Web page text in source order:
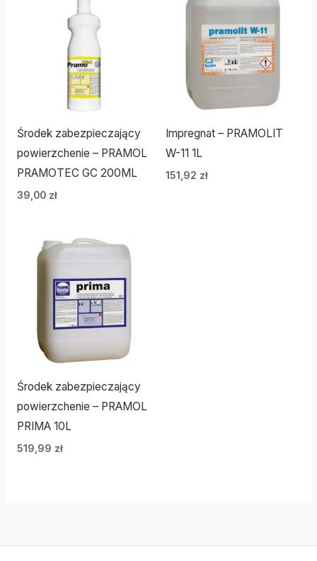
Środek zabezpieczający
powierzchenie – PRAMOL
PRAMOTEC GC 200ML
39,00 zł
Impregnat – PRAMOLIT
W-11 1L
151,92 zł
Środek zabezpieczający
powierzchenie – PRAMOL
PRIMA 10L
519,99 zł